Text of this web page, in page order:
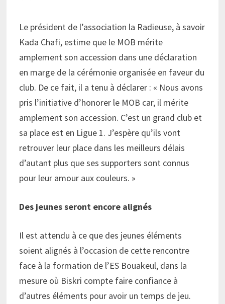
Le président de l’association la Radieuse, à savoir
Kada Chafi, estime que le MOB mérite
amplement son accession dans une déclaration
en marge de la cérémonie organisée en faveur du
club. De ce fait, il a tenu à déclarer : « Nous avons
pris l’initiative d’honorer le MOB car, il mérite
amplement son accession. C’est un grand club et
sa place est en Ligue 1. J’espère qu’ils vont
retrouver leur place dans les meilleurs délais
d’autant plus que ses supporters sont connus
pour leur amour aux couleurs. »
Des jeunes seront encore alignés
Il est attendu à ce que des jeunes éléments
soient alignés à l’occasion de cette rencontre
face à la formation de l’ES Bouakeul, dans la
mesure où Biskri compte faire confiance à
d’autres éléments pour avoir un temps de jeu.